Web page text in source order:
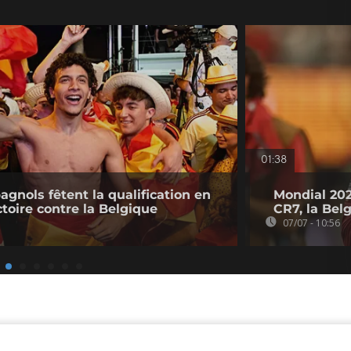
fêtent la qualification en
contre la Belgique
01:38
Mondial
CR7, la
07/07 - 10:56